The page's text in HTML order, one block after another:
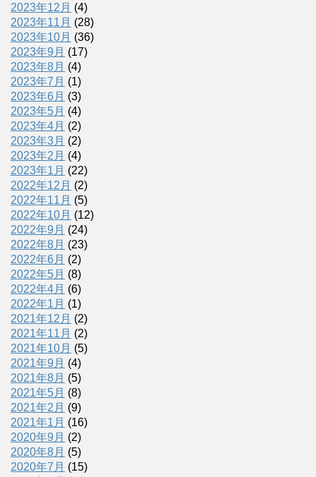
2023年12月 (4)
2023年11月 (28)
2023年10月 (36)
2023年9月 (17)
2023年8月 (4)
2023年7月 (1)
2023年6月 (3)
2023年5月 (4)
2023年4月 (2)
2023年3月 (2)
2023年2月 (4)
2023年1月 (22)
2022年12月 (2)
2022年11月 (5)
2022年10月 (12)
2022年9月 (24)
2022年8月 (23)
2022年6月 (2)
2022年5月 (8)
2022年4月 (6)
2022年1月 (1)
2021年12月 (2)
2021年11月 (2)
2021年10月 (5)
2021年9月 (4)
2021年8月 (5)
2021年5月 (8)
2021年2月 (9)
2021年1月 (16)
2020年9月 (2)
2020年8月 (5)
2020年7月 (15)